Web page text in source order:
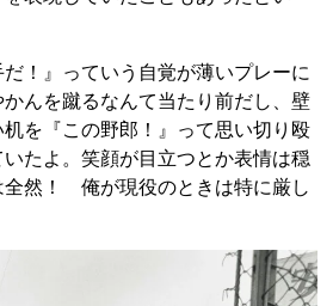
だ！』っていう自覚が薄いプレーに
んを蹴るなんて当たり前だし、壁
を『この野郎！』って思い切り殴
たよ。笑顔が目立つとか表情は穏
全然！ 俺が現役のときは特に厳し